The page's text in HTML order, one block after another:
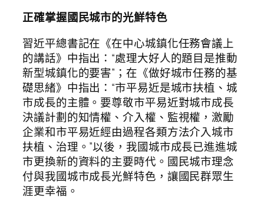
正確掌握國民城市的光鮮特色
習近平總書記在《在中心城鎮化任務會議上
的講話》中指出：“處理大好人的題目是推動
新型城鎮化的要害”；在《做好城市任務的基
礎思緒》中指出：“市平易近是城市扶植、城
市成長的主體。要尊敬市平易近對城市成長
決議計劃的知情權、介入權、監視權，激勵
企業和市平易近經由過程各類方法介入城市
扶植、治理。”以後，我國城市成長已進進城
市更換新的資料的主要時代。國民城市理念
付與我國城市成長光鮮特色，讓國民群眾生
涯更幸福。